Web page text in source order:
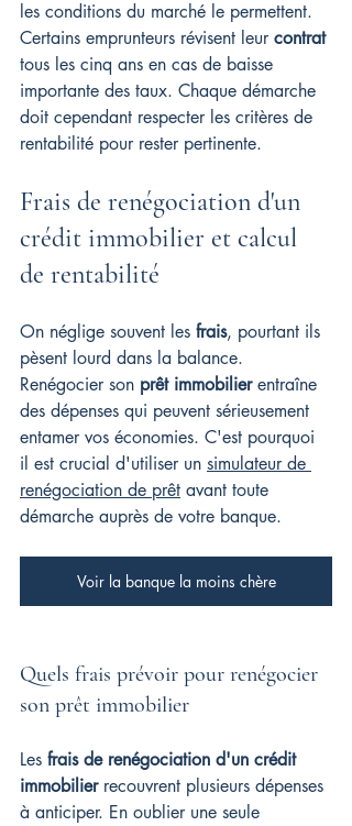
les conditions du marché le permettent.
Certains emprunteurs révisent leur contrat
tous les cinq ans en cas de baisse
importante des taux. Chaque démarche
doit cependant respecter les critères de
rentabilité pour rester pertinente.
Frais de renégociation d'un
crédit immobilier et calcul
de rentabilité
On néglige souvent les frais, pourtant ils
pèsent lourd dans la balance.
Renégocier son prêt immobilier entraîne
des dépenses qui peuvent sérieusement
entamer vos économies. C'est pourquoi
il est crucial d'utiliser un simulateur de
renégociation de prêt avant toute
démarche auprès de votre banque.
Voir la banque la moins chère
Quels frais prévoir pour renégocier
son prêt immobilier
Les frais de renégociation d'un crédit
immobilier recouvrent plusieurs dépenses
à anticiper. En oublier une seule